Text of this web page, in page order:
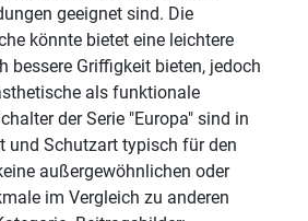
geeignet sind. Die
könnte bietet eine leichtere
bessere Griffigkeit bieten, jedoch
als funktionale
der Serie "Europa" sind in
und Schutzart typisch für den
außergewöhnlichen oder
im Vergleich zu anderen